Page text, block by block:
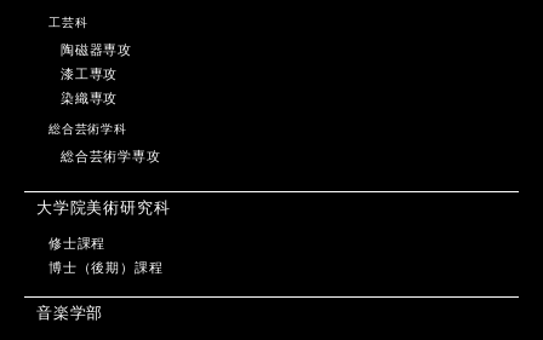
工芸科
陶磁器専攻
漆工専攻
染織専攻
総合芸術学科
総合芸術学専攻
大学院美術研究科
修士課程
博士（後期）課程
音楽学部